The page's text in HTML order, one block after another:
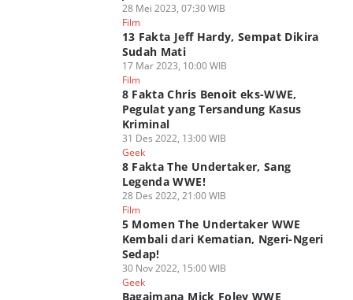
28 Mei 2023, 07:30 WIB
Film
13 Fakta Jeff Hardy, Sempat Dikira
Sudah Mati
17 Mar 2023, 10:00 WIB
Film
8 Fakta Chris Benoit eks-WWE,
Pegulat yang Tersandung Kasus
Kriminal
31 Des 2022, 13:00 WIB
Geek
8 Fakta The Undertaker, Sang
Legenda WWE!
28 Des 2022, 21:00 WIB
Film
5 Momen The Undertaker WWE
Kembali dari Kematian, Ngeri-Ngeri
Sedap!
30 Nov 2022, 15:00 WIB
Geek
Bagaimana Mick Foley WWE